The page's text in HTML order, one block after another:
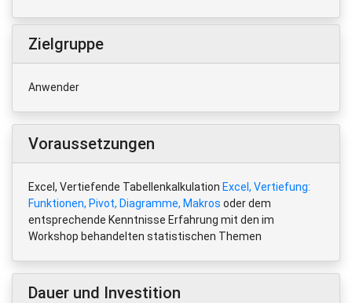
Zielgruppe
Anwender
Voraussetzungen
Excel, Vertiefende Tabellenkalkulation Excel, Vertiefung:
Funktionen, Pivot, Diagramme, Makros oder dem
entsprechende Kenntnisse Erfahrung mit den im
Workshop behandelten statistischen Themen
Dauer und Investition